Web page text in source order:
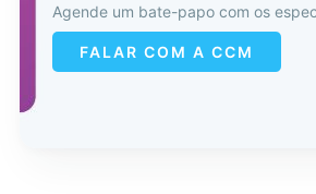
Agende um bate-papo com os
FALAR COM A CCM